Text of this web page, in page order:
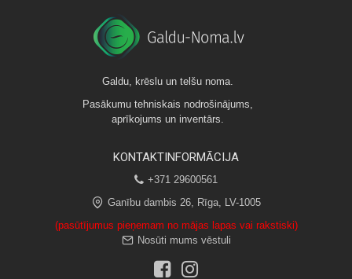
Galdu, krēslu un telšu noma.
Pasākumu tehniskais nodrošinājums,
aprīkojums un inventārs.
KONTAKTINFORMĀCIJA
+371 29600561
Ganību dambis 26, Rīga, LV-1005
(pasūtījumus pieņemam no mājas lapas vai rakstiski)
Nosūti mums vēstuli